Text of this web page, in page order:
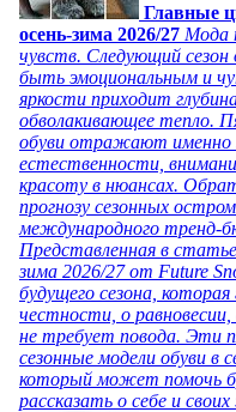
Главные
осень-зима 2026/27 Мода
чувств. Следующий
быть эмоциональным и
яркости приходит
обволакивающее тепло.
обуви отражают именно
естественности,
красоту в нюансах.
прогнозу сезонных
международного тренд-
Представленная в
зима 2026/27 от Future
будущего сезона,
честности, о
не требует повода. Эти
сезонные модели обуви в
который может помочь
рассказать о себе и своих